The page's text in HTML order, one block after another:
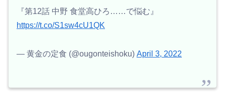
『第12話 中野 食堂高ひろ……で悩む』
https://t.co/S1sw4cU1QK
— 黄金の定食 (@ougonteishoku) April 3, 2022